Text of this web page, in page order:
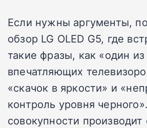
Если нужны аргументы,
обзор LG OLED G5, где
такие фразы, как «один
впечатляющих
«скачок в яркости» и
контроль уровня
совокупности